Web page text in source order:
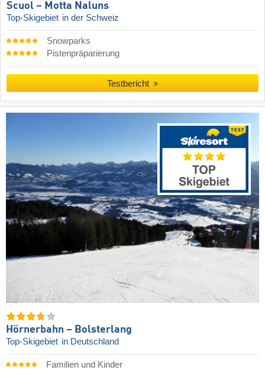
Scuol – Motta Naluns
Top-Skigebiet in der Schweiz
Snowparks
Pistenpräparierung
Testbericht
Hörnerbahn – Bolsterlang
Top-Skigebiet in Deutschland
Familien und Kinder